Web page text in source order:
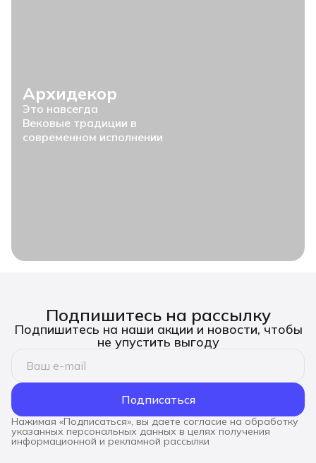
Архидекор
Это навсегда
Вековые традиции в
современном исполнении
Подпишитесь на рассылку
Подпишитесь на наши акции и новости, чтобы
не упустить выгоду
Подписаться
Нажимая «Подписаться», вы даете согласие на обработку
указанных персональных данных в целях получения
информационной и рекламной рассылки